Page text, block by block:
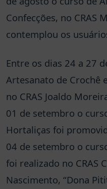
Confecções, no CRAS
contemplou os
Entre os dias 24 a 27
Artesanato de Crochê
no CRAS Joaldo
01 de setembro o
Hortaliças foi
04 de setembro o
foi realizado no CRAS
Nascimento, “Dona